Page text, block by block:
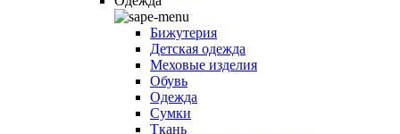
Бижутерия
Детская одежда
Меховые изделия
Обувь
Одежда
Сумки
Ткань